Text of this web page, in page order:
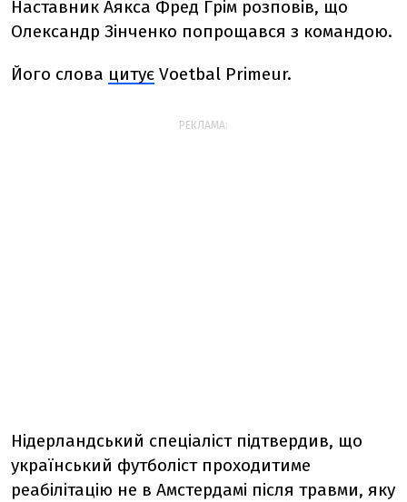
Наставник Аякса Фред Грім розповів, що
Олександр Зінченко попрощався з командою.
Його слова цитує Voetbal Primeur.
РЕКЛАМА:
Нідерландський спеціаліст підтвердив, що
український футболіст проходитиме
реабілітацію не в Амстердамі після травми, яку